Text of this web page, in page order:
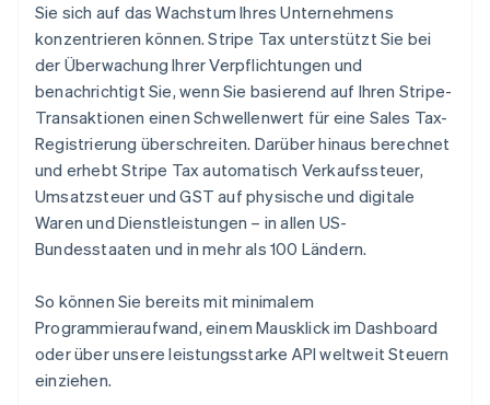
Sie sich auf das Wachstum Ihres Unternehmens
konzentrieren können. Stripe Tax unterstützt Sie bei
der Überwachung Ihrer Verpflichtungen und
benachrichtigt Sie, wenn Sie basierend auf Ihren Stripe-
Transaktionen einen Schwellenwert für eine Sales Tax-
Registrierung überschreiten. Darüber hinaus berechnet
und erhebt Stripe Tax automatisch Verkaufssteuer,
Umsatzsteuer und GST auf physische und digitale
Waren und Dienstleistungen – in allen US-
Bundesstaaten und in mehr als 100 Ländern.
So können Sie bereits mit minimalem
Programmieraufwand, einem Mausklick im Dashboard
oder über unsere leistungsstarke API weltweit Steuern
einziehen.